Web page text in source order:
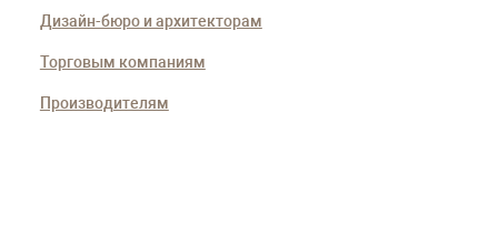
Дизайн-бюро и архитекторам
Торговым компаниям
Производителям